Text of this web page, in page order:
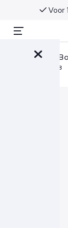
Voor
Stone Island
G100007 S0028